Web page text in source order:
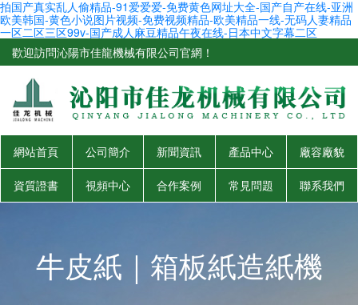
拍国产真实乱人偷精品-91爱爱爱-免费黄色网址大全-国产自产在线-亚洲
欧美韩国-黄色小说图片视频-免费视频精品-欧美精品一线-无码人妻精品
一区二区三区99v-国产成人麻豆精品午夜在线-日本中文字幕二区
歡迎訪問沁陽市佳龍機械有限公司官網！
網站首頁 公司簡介 新聞資訊 產品中心 廠容廠貌
資質證書 視頻中心 合作案例 常見問題 聯系我們
牛皮紙｜箱板紙造紙機